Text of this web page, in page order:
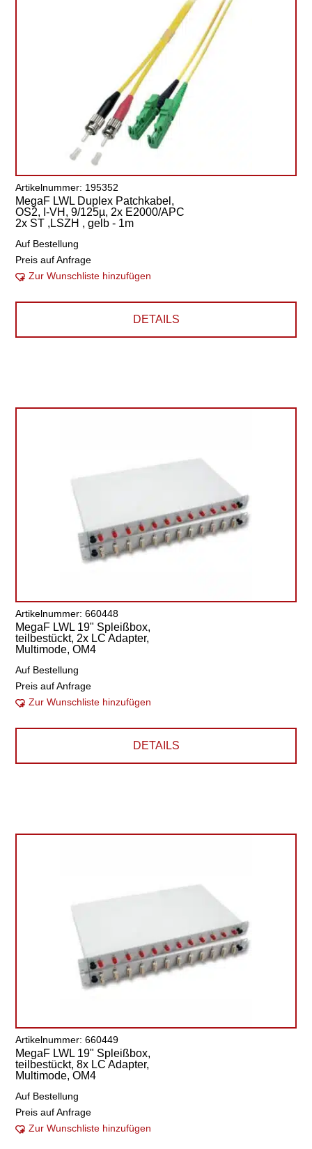
Artikelnummer: 195352
MegaF LWL Duplex Patchkabel,
OS2, I-VH, 9/125µ, 2x E2000/APC
2x ST ,LSZH , gelb - 1m
Auf Bestellung
Preis auf Anfrage
Zur Wunschliste hinzufügen
DETAILS
Artikelnummer: 660448
MegaF LWL 19" Spleißbox,
teilbestückt, 2x LC Adapter,
Multimode, OM4
Auf Bestellung
Preis auf Anfrage
Zur Wunschliste hinzufügen
DETAILS
Artikelnummer: 660449
MegaF LWL 19" Spleißbox,
teilbestückt, 8x LC Adapter,
Multimode, OM4
Auf Bestellung
Preis auf Anfrage
Zur Wunschliste hinzufügen